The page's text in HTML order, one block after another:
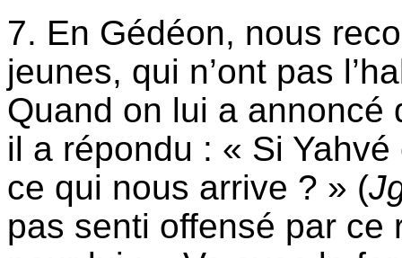
7. En Gédéon, nous
jeunes, qui n’ont pas
Quand on lui a annoncé
il a répondu : « Si
ce qui nous arrive ? » (
pas senti offensé par ce